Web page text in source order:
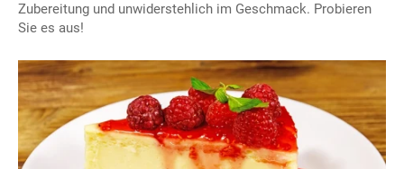
Zubereitung und unwiderstehlich im Geschmack. Probieren
Sie es aus!